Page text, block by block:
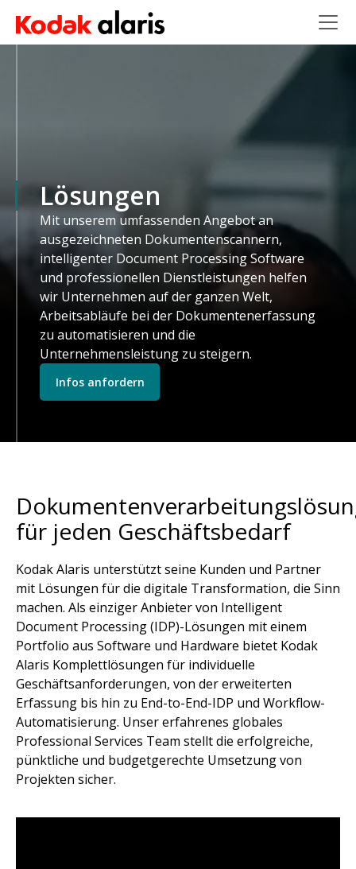
Skip to main content
Lösungen
Mit unserem umfassenden Angebot an
ausgezeichneten Dokumentenscannern,
intelligenter Document Processing Software
und professionellen Dienstleistungen helfen
wir Unternehmen auf der ganzen Welt,
Arbeitsabläufe bei der Dokumentenerfassung
zu automatisieren und die
Unternehmensleistung zu steigern.
Infos anfordern
für jeden Geschäftsbedarf
Kodak Alaris unterstützt seine Kunden und Partner
mit Lösungen für die digitale Transformation, die Sinn
machen. Als einziger Anbieter von Intelligent
Document Processing (IDP)-Lösungen mit einem
Portfolio aus Software und Hardware bietet Kodak
Alaris Komplettlösungen für individuelle
Geschäftsanforderungen, von der erweiterten
Erfassung bis hin zu End-to-End-IDP und Workflow-
Automatisierung. Unser erfahrenes globales
Professional Services Team stellt die erfolgreiche,
pünktliche und budgetgerechte Umsetzung von
Projekten sicher.